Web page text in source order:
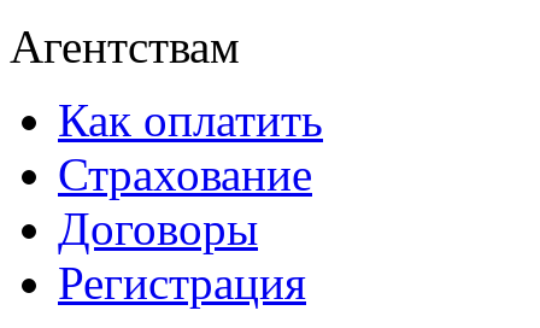
Агентствам
Как оплатить
Страхование
Договоры
Регистрация